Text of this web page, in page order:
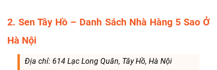
2. Sen Tây Hồ – Danh Sách Nhà Hàng 5 Sao Ở
Hà Nội
Địa chỉ: 614 Lạc Long Quân, Tây Hồ, Hà Nội